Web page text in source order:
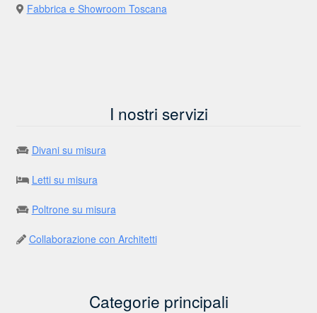
Fabbrica e Showroom Toscana
I nostri servizi
Divani su misura
Letti su misura
Poltrone su misura
Collaborazione con Architetti
Categorie principali